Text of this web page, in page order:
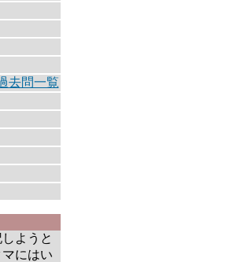
去問一覧
ようと
にはい